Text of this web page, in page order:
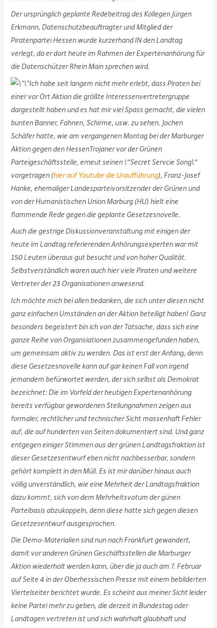
Der ursprünglich geplante Redebeitrag des Kollegen Jürgen
Erkmann, Datenschutzbeauftragter und Mitglied der
Piratenpartei Hessen wurde kurzerhand IN den Landtag
verlegt, da er dort heute im Rahmen der Expertenanhörung für
die Datenschützer Rhein Main sprechen wird.
Ich habe seit langem nicht mehr erlebt, dass Piraten bei
einer vor Ort Aktion die größte Interessenvertretergruppe
dargestellt haben und es hat mir viel Spass gemacht, die vielen
bunten Banner, Fahnen, Schirme, usw. zu sehen. Jochen
Schäfer hatte, wie am vergangenen Montag bei der Marburger
Aktion gegen den HessenTrojaner vor der Grünen
Parteigeschäftsstelle, erneut seinen \“Secret Servcie Song\“
vorgetragen (hier auf Youtube die Uraufführung), Franz-Josef
Hanke, ehemaliger Landesparteivorsitzender der Grünen und
von der Humanistischen Union Marburg (HU) hielt eine
flammende Rede gegen die geplante Gesetzesnovelle.
Auch die gestrige Diskussionveranstaltung mit einigen der
heute im Landtag referierenden Anhörungsexperten war mit
150 Leuten überaus gut besucht und von hoher Qualität.
Selbstverständlich waren auch hier viele Piraten und weitere
Vertreter der 23 Organisationen anwesend.
Ich möchte mich bei allen bedanken, die sich unter diesen nicht
ganz einfachen Umständen an der Aktion beteiligt haben! Ganz
besonders begeistert bin ich von der Tatsache, dass sich eine
ganze Reihe von Organsiationen zusammengefunden haben,
um gemeinsam aktiv zu werden. Das ist erst der Anfang, denn
diese Gesetzesnovelle kann auf gar keinen Fall von irgend
jemandem befürwortet werden, der sich selbst als Demokrat
bezeichnet: Die im Vorfeld der heutigen Expertenanhörung
bereits verfügbar gewordenen Stellungnahmen zeigen aus
formaler, rechtlicher und technischer Sicht massenhaft Fehler
auf, die auf hunderten von Seiten dokumentiert sind. Und ganz
entgegen einiger Stimmen aus der grünen Landtagsfraktion ist
dieser Gesetzesentwurf eben nicht nachbesserbar, sondern
gehört komplett in den Müll. Es ist mir darüber hinaus auch
völlig unverständlich, wie eine Mehrheit der Landtagsfraktion
dazu kommt, sich von dem Mehrheitsvotum der günen
Parteibasis abzukoppeln, denn diese hatte sich gegen diesen
Gesetzesentwurf ausgesprochen.
Die Demo-Materialien sind nun nach Frankfurt gewandert,
damit vor anderen Grünen Geschäftsstellen die Marburger
Aktion wiederholt werden kann, über die ja auch am 7. Februar
auf Seite 4 in der Oberhessischen Presse mit einem bebilderten
Viertelseiter berichtet wurde. Es scheint aus meiner Sicht leider
keine Partei mehr zu geben, die derzeit in Bundestag oder
Landtagen vertreten ist und sich wahrhaft glaubhaft und